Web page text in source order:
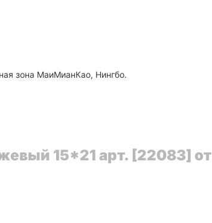
зона МаиМианКао, Нингбо.
15*21 арт. [22083] от